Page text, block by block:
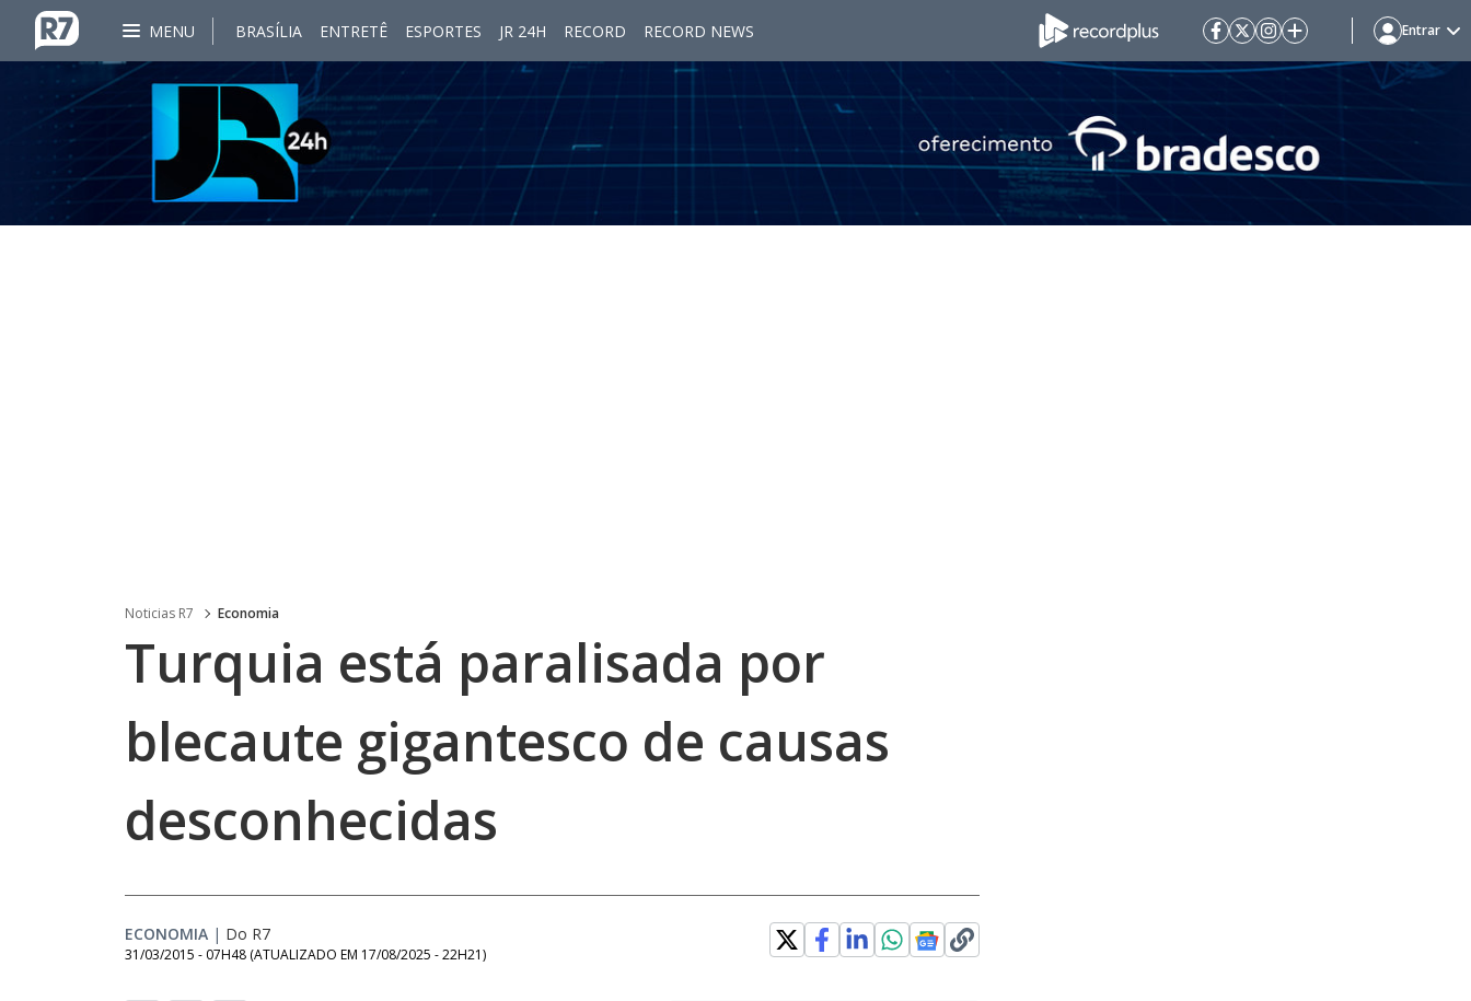
MENU BRASÍLIA ENTRETÊ ESPORTES JR 24H RECORD RECORD NEWS Entrar
Noticias R7 Economia
Turquia está paralisada por
blecaute gigantesco de causas
desconhecidas
ECONOMIA | Do R7
31/03/2015 - 07H48 (ATUALIZADO EM 17/08/2025 - 22H21)